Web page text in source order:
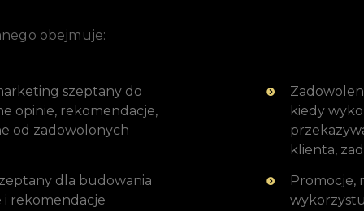
obejmuje:
szeptany do
opinie, rekomendacje,
od zadowolonych
dla budowania
rekomendacje
kiedy
klienta,
Promocje,